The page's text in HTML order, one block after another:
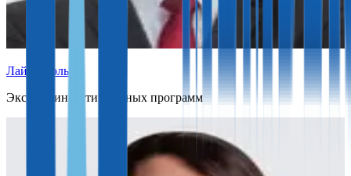
Лайл Жюльен
Эксперт инвестиционных программ